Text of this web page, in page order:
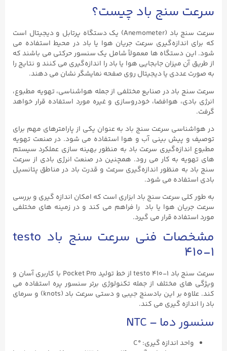
سرعت سنج باد چیست؟
سرعت سنج باد (Anemometer) یک دستگاه پرتابل و دیجیتال است
که برای اندازه‌گیری سرعت جریان هوا یا باد در محیط استفاده می‌
شود. این دستگاه‌ ها معمولاً شامل یک سنسور حرکتی می باشند که
از طریق آن میزان جابجایی هوا یا باد را اندازه‌گیری می‌ کنند و نتایج را
به صورت عددی یا دیجیتال روی صفحه نمایشگر نشان می دهند.
سرعت سنج باد در صنایع مختلفی از جمله هواشناسی، تهویه مطبوع،
انرژی بادی، هوافضا، خودروسازی و غیره مورد استفاده قرار خواهد
گرفت.
در هواشناسی سرعت سنج باد به عنوان یکی از پارامترهای مهم برای
توصیف و پیش‌ بینی آب‌ و هوا استفاده می‌ شود. در صنعت تهویه
مطبوع اندازه‌گیری سرعت باد به منظور بهینه‌ سازی عملکرد سیستم‌
های تهویه به کار می رود. همچنین در صنعت انرژی بادی از سرعت
سنج باد به منظور اندازه‌گیری سرعت و قدرت باد در مناطق پتانسیل
بادی استفاده می‌ شود.
به طور کلی سرعت سنج باد ابزاری است که امکان اندازه گیری و بررسی
سرعت جریان هوا یا باد را فراهم می کند و در زمینه‌ های مختلفی
مورد استفاده قرار می‌ گیرد.
مشخصات فنی سرعت سنج باد testo
۴۱۰-۱
سرعت سنج باد testo ۴۱۰-۱ از خط تولید Pocket Pro با کاربری آسان و
ویژگی های مختلف از جمله تکنولوژی برتر سنسور پره استفاده می
کند. علاوه بر این بادسنج جیبی و دستی سرعت باد (knots) و سرمای
باد را اندازه گیری می کند.
سنسور دما – NTC
واحد اندازه گیری: °C